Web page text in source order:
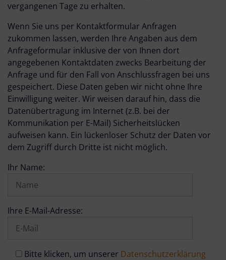
vergangenen Tage zu erhalten.
Wenn Sie uns per Kontaktformular Anfragen
zukommen lassen, werden Ihre Angaben aus dem
Anfrageformular inklusive der von Ihnen dort
angegebenen Kontaktdaten zwecks Bearbeitung der
Anfrage und für den Fall von Anschlussfragen bei uns
gespeichert. Diese Daten geben wir nicht ohne Ihre
Einwilligung weiter. Wir weisen darauf hin, dass die
Datenübertragung im Internet (z.B. bei der
Kommunikation per E-Mail) Sicherheitslücken
aufweisen kann. Ein lückenloser Schutz der Daten vor
dem Zugriff durch Dritte ist nicht möglich.
Ihr Name:
Ihre E-Mail-Adresse:
Bitte klicken, um unserer Datenschutzerklärung